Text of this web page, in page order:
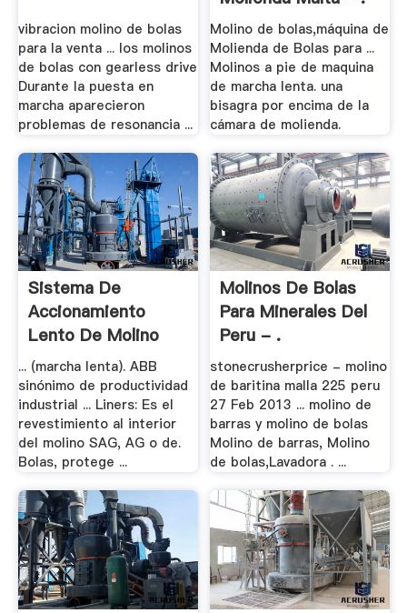
vibracion molino de bolas
para la venta ... los molinos
de bolas con gearless drive
Durante la puesta en
marcha aparecieron
problemas de resonancia ...
Molino de bolas,máquina de
Molienda de Bolas para ...
Molinos a pie de maquina
de marcha lenta. una
bisagra por encima de la
cámara de molienda.
Sistema De
Accionamiento
Lento De Molino
Sag - .
... (marcha lenta). ABB
sinónimo de productividad
industrial ... Liners: Es el
revestimiento al interior
del molino SAG, AG o de.
Bolas, protege ...
Molinos De Bolas
Para Minerales Del
Peru - .
stonecrusherprice - molino
de baritina malla 225 peru
27 Feb 2013 ... molino de
barras y molino de bolas
Molino de barras, Molino
de bolas,Lavadora . ...